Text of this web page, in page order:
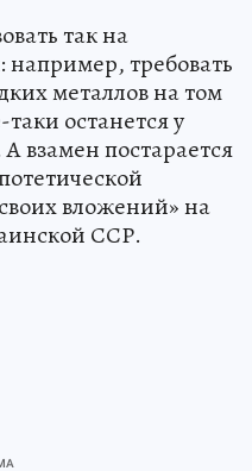
так на
например, требовать
металлов на том
останется у
взамен постарается
вложений» на
ССР.